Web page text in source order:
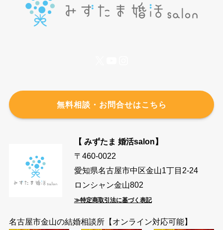
無料相談・お問合せはこちら
【 みずたま 婚活salon】
〒460-0022
愛知県名古屋市中区金山1丁目2-24
ロンシャン金山802
≫特定商取引法に基づく表記
名古屋市金山の結婚相談所【オンライン対応可能】